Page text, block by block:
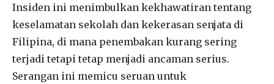
Insiden ini menimbulkan kekhawatiran tentang
keselamatan sekolah dan kekerasan senjata di
Filipina, di mana penembakan kurang sering
terjadi tetapi tetap menjadi ancaman serius.
Serangan ini memicu seruan untuk